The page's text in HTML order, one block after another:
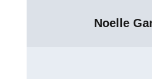
Noelle